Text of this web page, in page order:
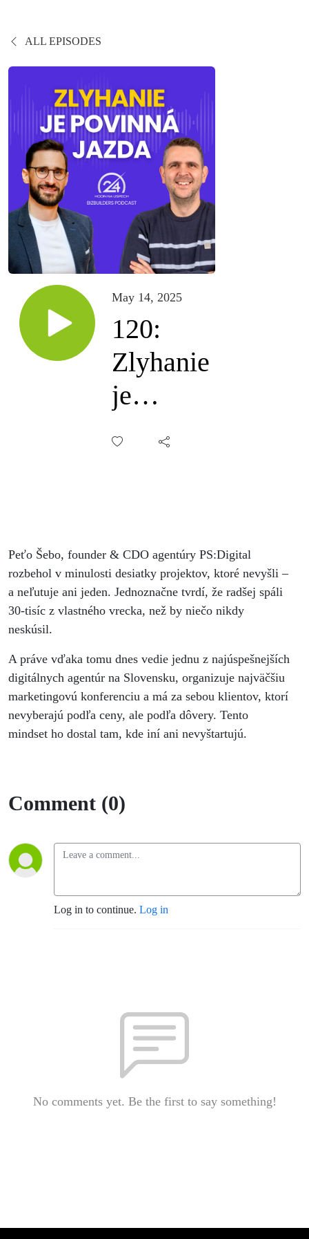
ALL EPISODES
May 14, 2025
120:
Zlyhanie
je
povinná
Peťo Šebo, founder & CDO agentúry PS:Digital
rozbehol v minulosti desiatky projektov, ktoré nevyšli –
a neľutuje ani jeden. Jednoznačne tvrdí, že radšej spáli
30-tisíc z vlastného vrecka, než by niečo nikdy
neskúsil.
A práve vďaka tomu dnes vedie jednu z najúspešnejších
digitálnych agentúr na Slovensku, organizuje najväčšiu
marketingovú konferenciu a má za sebou klientov, ktorí
nevyberajú podľa ceny, ale podľa dôvery. Tento
mindset ho dostal tam, kde iní ani nevyštartujú.
Comment (0)
Log in to continue. Log in
No comments yet. Be the first to say something!